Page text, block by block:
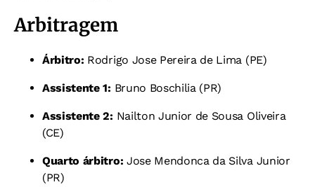
Arbitragem
Árbitro: Rodrigo Jose Pereira de Lima (PE)
Assistente 1: Bruno Boschilia (PR)
Assistente 2: Nailton Junior de Sousa Oliveira
(CE)
Quarto árbitro: Jose Mendonca da Silva Junior
(PR)